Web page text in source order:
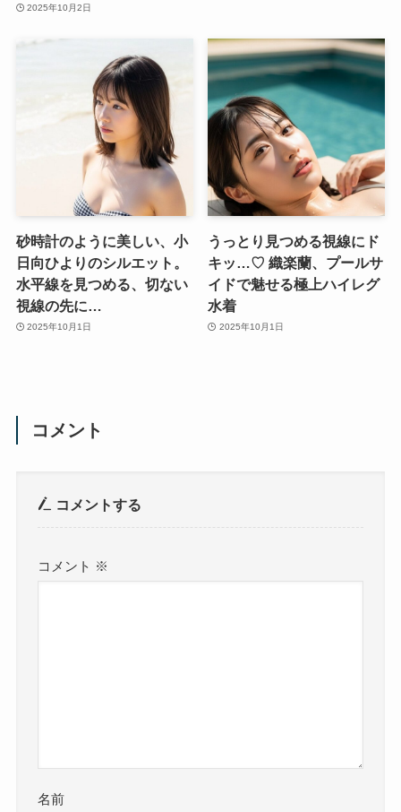
2025年10月2日
砂時計のように美しい、小
日向ひよりのシルエット。
水平線を見つめる、切ない
視線の先に…
2025年10月1日
うっとり見つめる視線にド
キッ…♡ 織楽蘭、プールサ
イドで魅せる極上ハイレグ
水着
2025年10月1日
コメント
コメントする
コメント ※
名前